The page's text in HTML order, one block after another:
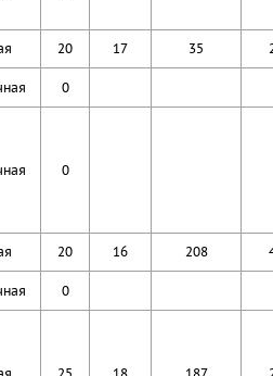
20 17 35
0
0
20 16 208
0